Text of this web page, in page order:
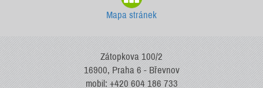
Mapa stránek
Zátopkova 100/2
16900, Praha 6 - Břevnov
mobil: +420 604 186 733